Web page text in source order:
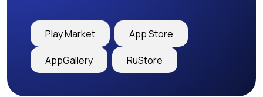
Play Market App Store
AppGallery RuStore